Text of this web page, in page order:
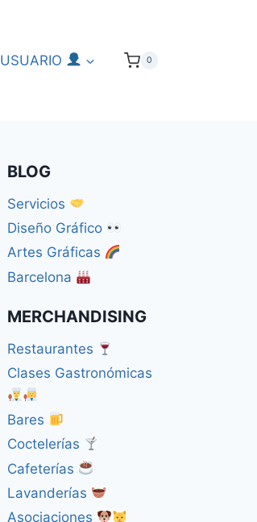
USUARIO 0
BLOG
Servicios
Diseño Gráfico
Artes Gráficas
Barcelona
MERCHANDISING
Restaurantes
Clases Gastronómicas
Bares
Coctelerías
Cafeterías
Lavanderías
Asociaciones